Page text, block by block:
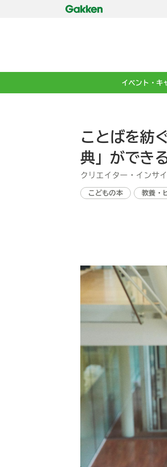
イベント・キ
ことばを紡
典」ができ
クリエイター・インサ
こどもの本 教養・